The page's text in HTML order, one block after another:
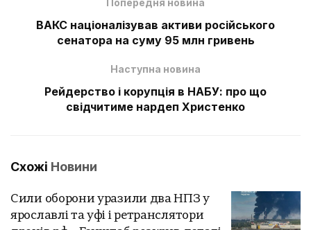
ВАКС націоналізував активи російського
сенатора на суму 95 млн гривень
Наступна новина
Рейдерство і корупція в НАБУ: про що
свідчитиме нардеп Христенко
Схожі Новини
Сили оборони уразили два НПЗ у
ярославлі та уфі і ретранслятори